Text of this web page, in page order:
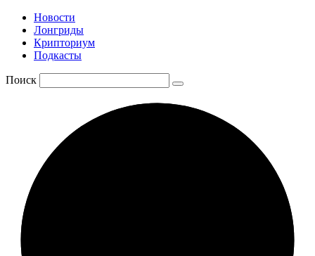
Новости
Лонгриды
Крипториум
Подкасты
Поиск